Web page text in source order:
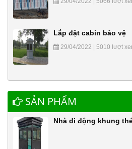
Lắp đặt cabin bảo vệ
29/04/2022 | 5010 lượt
SẢN PHẨM
Nhà di động khung